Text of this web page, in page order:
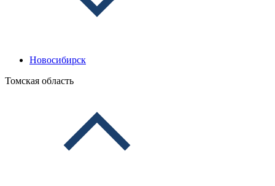
Новосибирск
Томская область